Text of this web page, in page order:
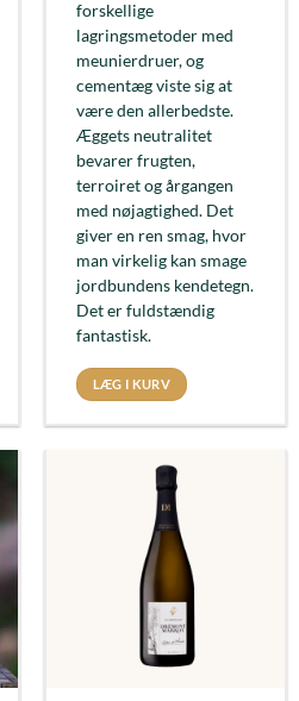
forskellige
lagringsmetoder med
meunierdruer, og
cementæg viste sig at
være den allerbedste.
Æggets neutralitet
bevarer frugten,
terroiret og årgangen
med nøjagtighed. Det
giver en ren smag, hvor
man virkelig kan smage
jordbundens kendetegn.
Det er fuldstændig
fantastisk.
LÆG I KURV